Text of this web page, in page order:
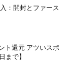
：開封とファース
ト還元 アツいスポ
まで】